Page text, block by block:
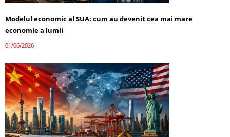
Modelul economic al SUA: cum au devenit cea mai mare
economie a lumii
01/06/2026